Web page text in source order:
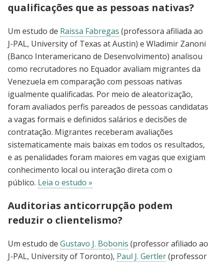
qualificações que as pessoas nativas?
Um estudo de Raissa Fabregas (professora afiliada ao
J-PAL, University of Texas at Austin) e Wladimir Zanoni
(Banco Interamericano de Desenvolvimento) analisou
como recrutadores no Equador avaliam migrantes da
Venezuela em comparação com pessoas nativas
igualmente qualificadas. Por meio de aleatorização,
foram avaliados perfis pareados de pessoas candidatas
a vagas formais e definidos salários e decisões de
contratação. Migrantes receberam avaliações
sistematicamente mais baixas em todos os resultados,
e as penalidades foram maiores em vagas que exigiam
conhecimento local ou interação direta com o
público. Leia o estudo »
Auditorias anticorrupção podem
reduzir o clientelismo?
Um estudo de Gustavo J. Bobonis (professor afiliado ao
J-PAL, University of Toronto), Paul J. Gertler(professor